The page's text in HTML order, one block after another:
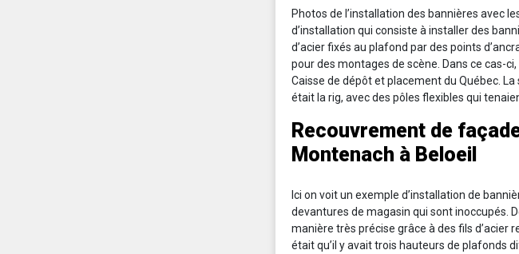
Photos de l’installation des bannières avec
d’installation qui consiste à installer des
d’acier fixés au plafond par des points
pour des montages de scène. Dans ce cas-
Caisse de dépôt et placement du Québec.
était la rig, avec des pôles flexibles qui
Recouvrement de
Montenach à Beloeil
Ici on voit un exemple d’installation de
devantures de magasin qui sont inoccupés.
manière très précise grâce à des fils d’acier
était qu’il y avait trois hauteurs de plafonds